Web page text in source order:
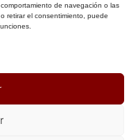
de navegación o las
retirar el consentimiento, puede